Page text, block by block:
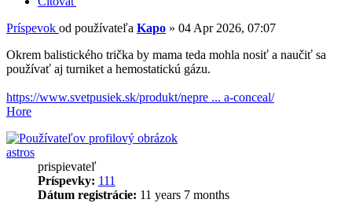
Príspevok od používateľa Kapo » 04 Apr 2026, 07:07
Okrem balistického trička by mama teda mohla nosiť a naučiť sa
používať aj turniket a hemostatickú gázu.
https://www.svetpusiek.sk/produkt/nepre ... a-conceal/
Hore
astros
prispievateľ
Príspevky: 111
Dátum registrácie: 11 years 7 months